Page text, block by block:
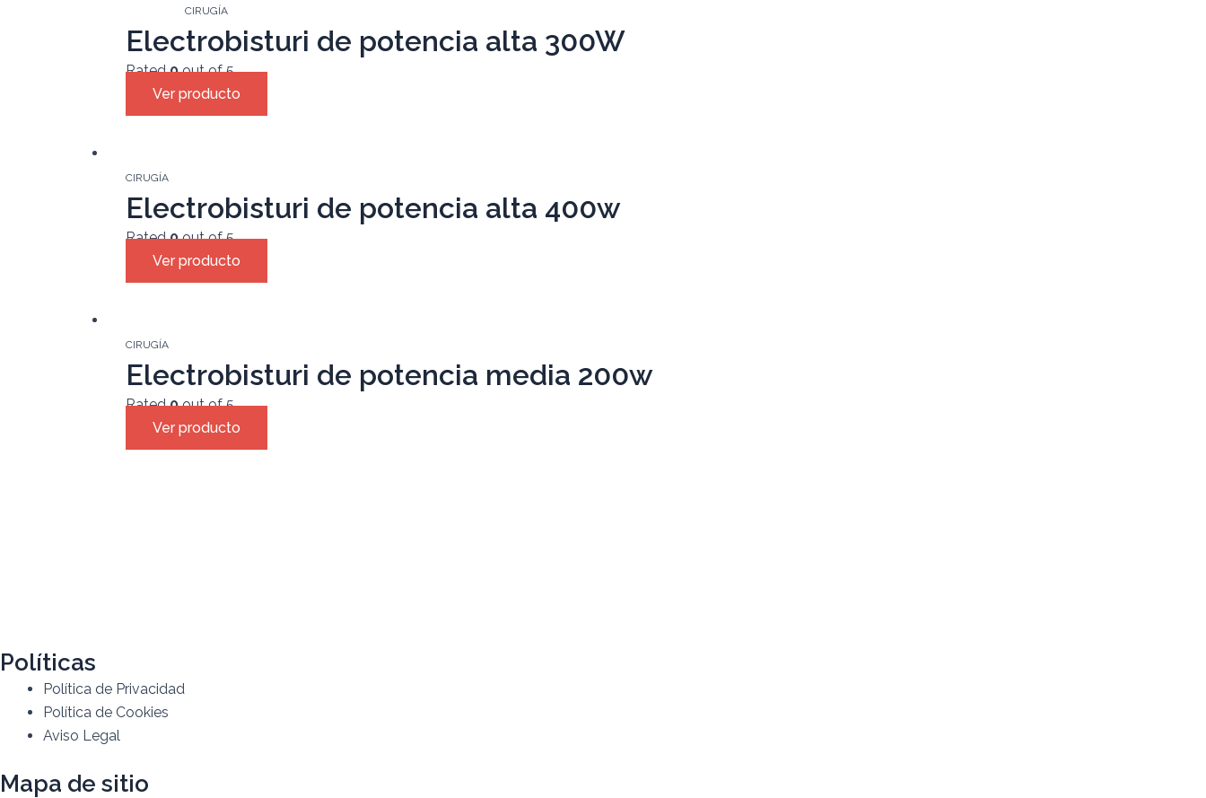
CIRUGÍA
Electrobisturi de potencia alta 300W
Rated0out of 5
Ver producto
CIRUGÍA
Electrobisturi de potencia alta 400w
Rated0out of 5
Ver producto
CIRUGÍA
Electrobisturi de potencia media 200w
Rated0out of 5
Ver producto
Políticas
Política de Privacidad
Política de Cookies
Aviso Legal
Mapa de sitio